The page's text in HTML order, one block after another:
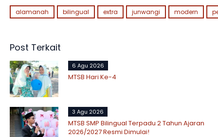
alamanah bilingual extra junwangi modern
Post Terkait
6 Agu 2026
MTSB Hari Ke-4
3 Agu 2026
MTSB SMP Bilingual Terpadu 2 Tahun Ajaran
2026/2027 Resmi Dimulai!